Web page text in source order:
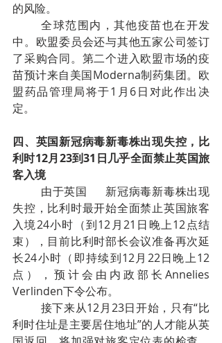
的风险。
全球范围内，其他疫苗也在开发
中。欧盟委员会还与其他五家公司签订
了采购合同。第二个进入欧盟市场的疫
苗预计来自美国Moderna制药集团。欧
盟药品管理局将于1月6日对此作出决
定。
四、英国新冠病毒新毒株出现失控，比
利时12月23到31日几乎全面禁止英国旅
客入境
由于英国
新冠病毒新毒株出现
失控，比利时最开始全面禁止英国旅客
入境24小时（到12月21日晚上12点结
束），目前比利时部长会议准备再次延
长24小时（即持续到12月22日晚上12
点），预计会由内政部长Annelies
Verlinden下令公布。
接下来从12月23日开始，只有“比
利时住址是主要居住地址”的人才能从英